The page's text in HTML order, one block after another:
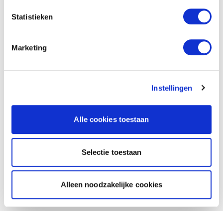
Statistieken
Marketing
Instellingen
Alle cookies toestaan
Selectie toestaan
Alleen noodzakelijke cookies